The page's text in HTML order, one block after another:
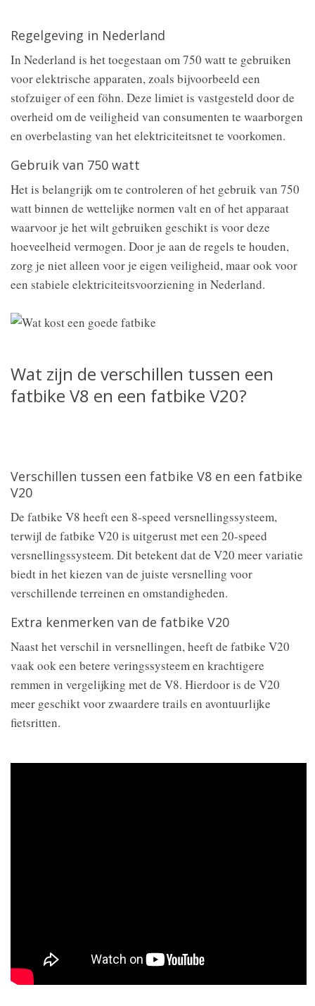
Regelgeving in Nederland
In Nederland is het toegestaan om 750 watt te gebruiken
voor elektrische apparaten, zoals bijvoorbeeld een
stofzuiger of een föhn. Deze limiet is vastgesteld door de
overheid om de veiligheid van consumenten te waarborgen
en overbelasting van het elektriciteitsnet te voorkomen.
Gebruik van 750 watt
Het is belangrijk om te controleren of het gebruik van 750
watt binnen de wettelijke normen valt en of het apparaat
waarvoor je het wilt gebruiken geschikt is voor deze
hoeveelheid vermogen. Door je aan de regels te houden,
zorg je niet alleen voor je eigen veiligheid, maar ook voor
een stabiele elektriciteitsvoorziening in Nederland.
Wat zijn de verschillen tussen een
fatbike V8 en een fatbike V20?
Verschillen tussen een fatbike V8 en een fatbike
V20
De fatbike V8 heeft een 8-speed versnellingssysteem,
terwijl de fatbike V20 is uitgerust met een 20-speed
versnellingssysteem. Dit betekent dat de V20 meer variatie
biedt in het kiezen van de juiste versnelling voor
verschillende terreinen en omstandigheden.
Extra kenmerken van de fatbike V20
Naast het verschil in versnellingen, heeft de fatbike V20
vaak ook een betere veringssysteem en krachtigere
remmen in vergelijking met de V8. Hierdoor is de V20
meer geschikt voor zwaardere trails en avontuurlijke
fietsritten.